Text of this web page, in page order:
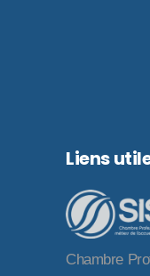
Liens
Chambre